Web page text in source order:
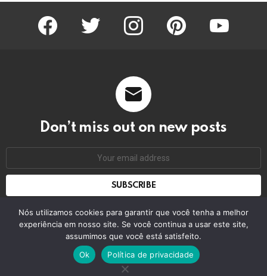
facebook twitter instagram pinterest youtube
Don’t miss out on new posts
© 2026 by bring the pixel. Remember to change this
Contact us
Nós utilizamos cookies para garantir que você tenha a melhor
experiência em nosso site. Se você continua a usar este site,
assumimos que você está satisfeito.
Ok
Política de privacidade